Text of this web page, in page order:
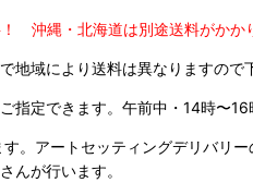
沖縄・北海道は別途送料がかか
地域により送料は異なりますので
指定できます。 午前中・14時〜
。アートセッティングデリバリ
んが行います。